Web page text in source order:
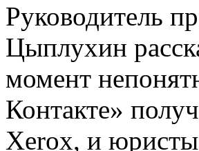
Руководитель
Цыплухин
момент
Контакте»
Xerox, и юристы